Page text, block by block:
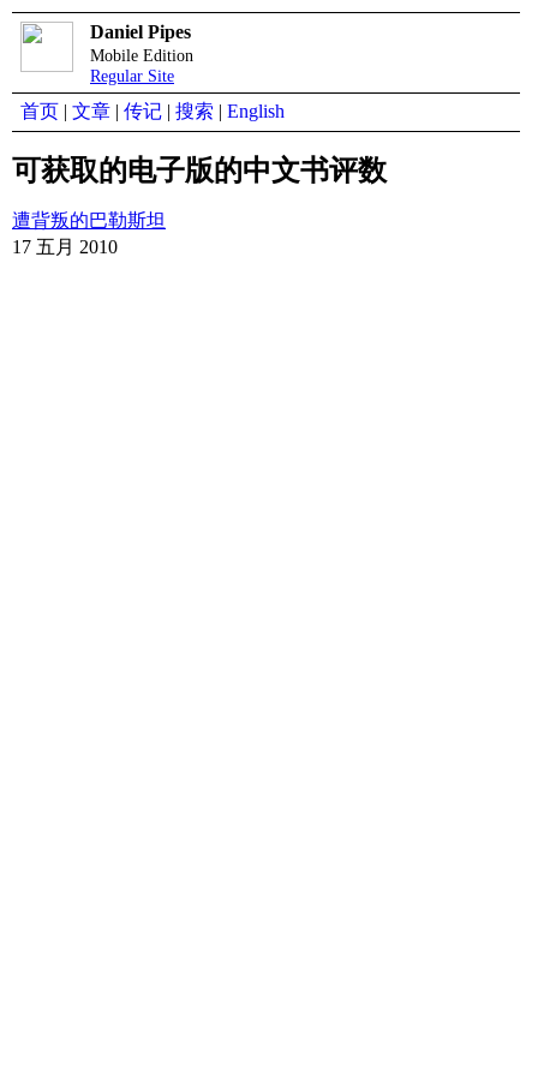
Daniel Pipes
Mobile Edition
Regular Site
首页 | 文章 | 传记 | 搜索 | English
可获取的电子版的中文书评数
遭背叛的巴勒斯坦
17 五月 2010